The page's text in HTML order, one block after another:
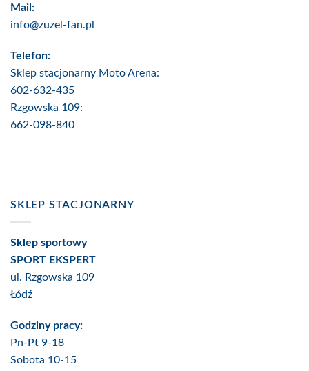
Mail:
info@zuzel-fan.pl
Telefon:
Sklep stacjonarny Moto Arena:
602-632-435
Rzgowska 109:
662-098-840
SKLEP STACJONARNY
Sklep sportowy
SPORT EKSPERT
ul. Rzgowska 109
Łódź
Godziny pracy:
Pn-Pt 9-18
Sobota 10-15